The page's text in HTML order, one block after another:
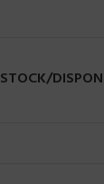
STOCK/